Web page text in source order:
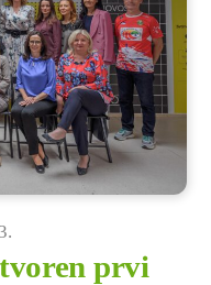
.
prvi